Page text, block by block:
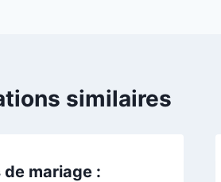
similaires
de mariage :